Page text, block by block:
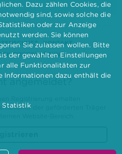
KONTAKT
angemeldet?
der geförderten Träger
Dazu zählen Cookies, die
sind, sowie solche die
oder zur Anzeige
werden. Sie können
Sie zulassen wollen. Bitte
der gewählten Einstellungen
alle Funktionalitäten zur
Informationen dazu enthält die
Statistik